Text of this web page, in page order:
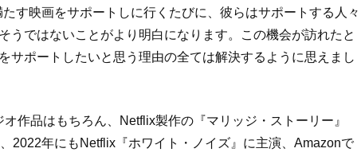
す映画をサポートしに行くたびに、彼らはサポートする人々
うではないことがより明白になります。この機会が訪れたと
サポートしたいと思う理由の全ては解決するように思えまし
作品はもちろん、 Netflix製作の『マリッジ・ストーリー』
2022年にも Netflix 『ホワイト・ノイズ』に主演、 Amazonで